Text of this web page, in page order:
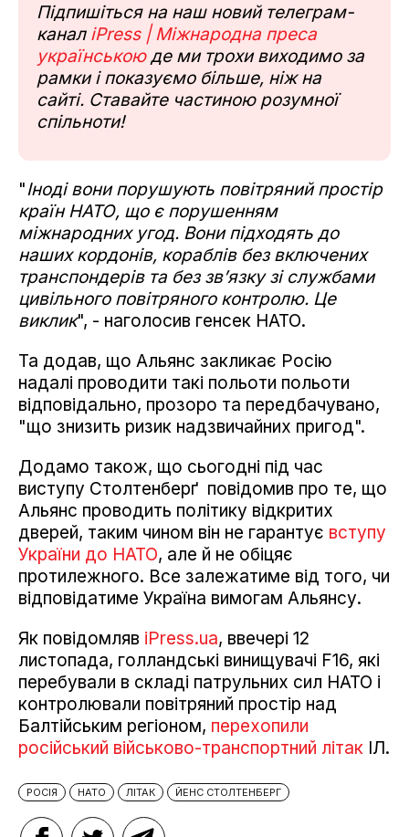
Підпишіться на наш новий телеграм-
канал iPress | Міжнародна преса
українськоюде ми трохи виходимо за
рамки і показуємо більше, ніж на
сайті. Ставайте частиною розумної
спільноти!
"Іноді вони порушують повітряний простір
країн НАТО, що є порушенням
міжнародних угод. Вони підходять до
наших кордонів, кораблів без включених
транспондерів та без зв’язку зі службами
цивільного повітряного контролю. Це
виклик", - наголосив генсек НАТО.
Та додав, що Альянс закликає Росію
надалі проводити такі польоти польоти
відповідально, прозоро та передбачувано,
"що знизить ризик надзвичайних пригод".
Додамо також, що сьогодні під час
виступу Столтенберґ повідомив про те, що
Альянс проводить політику відкритих
дверей, таким чином він не гарантує вступу
України до НАТО, але й не обіцяє
протилежного. Все залежатиме від того, чи
відповідатиме Україна вимогам Альянсу.
Як повідомляв iPress.ua, ввечері 12
листопада, голландські винищувачі F16, які
перебували в складі патрульних сил НАТО і
контролювали повітряний простір над
Балтійським регіоном, перехопили
російський військово-транспортний літак ІЛ.
РОСІЯ НАТО ЛІТАК ЙЕНС СТОЛТЕНБЕРГ